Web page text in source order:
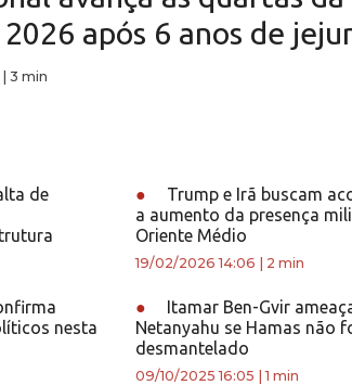
após 6 anos de
3 min
de
●
Trump e Irã buscam
a aumento da presença
Oriente Médio
19/02/2026 14:06 2 min
nesta
●
Itamar Ben-Gvir
Netanyahu se Hamas não
desmantelado
09/10/2025 16:05 |1 min